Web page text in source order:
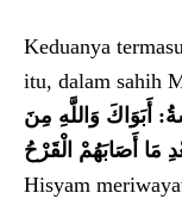
Keduanya
itu, dalam sahih
: أَبَوَاكَ وَاللَّهِ مِنَ
مَا أَصَابَهُمْ الْقَرْحُ
Hisyam